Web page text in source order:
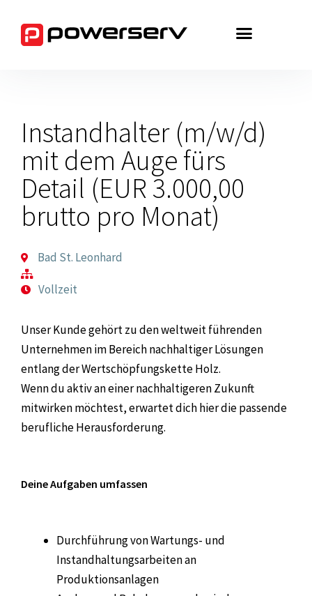
Inhalt
springen
Instandhalter (m/w/d)
mit dem Auge fürs
Detail (EUR 3.000,00
brutto pro Monat)
Bad St. Leonhard
Vollzeit
Unser Kunde gehört zu den weltweit führenden
Unternehmen im Bereich nachhaltiger Lösungen
entlang der Wertschöpfungskette Holz.
Wenn du aktiv an einer nachhaltigeren Zukunft
mitwirken möchtest, erwartet dich hier die passende
berufliche Herausforderung.
Deine Aufgaben umfassen
Durchführung von Wartungs- und
Instandhaltungsarbeiten an
Produktionsanlagen